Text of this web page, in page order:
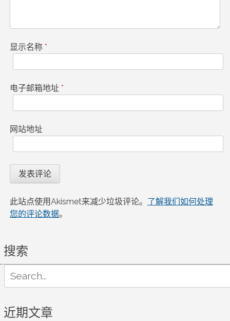
显示名称 *
电子邮箱地址 *
网站地址
此站点使用Akismet来减少垃圾评论。 了解我们如何处理
您的评论数据。
搜索
for:
近期文章